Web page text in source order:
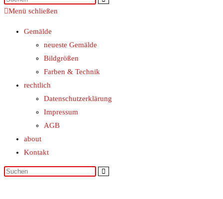
Menü schließen
Gemälde
neueste Gemälde
Bildgrößen
Farben & Technik
rechtlich
Datenschutzerklärung
Impressum
AGB
about
Kontakt